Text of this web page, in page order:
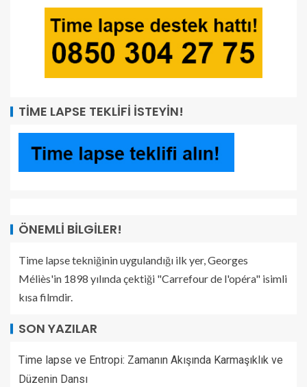
TIME LAPSE TEKLIFI İSTEYIN!
ÖNEMLI BILGILER!
Time lapse tekniğinin uygulandığı ilk yer, Georges
Méliès'in 1898 yılında çektiği "Carrefour de l'opéra" isimli
kısa filmdir.
SON YAZILAR
Time lapse ve Entropi: Zamanın Akışında Karmaşıklık ve
Düzenin Dansı